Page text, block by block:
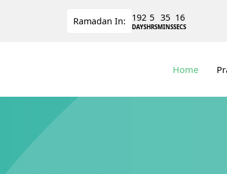
Ramadan In: 192
DAYS
5
HRS
35
MINS
15
SECS
Home